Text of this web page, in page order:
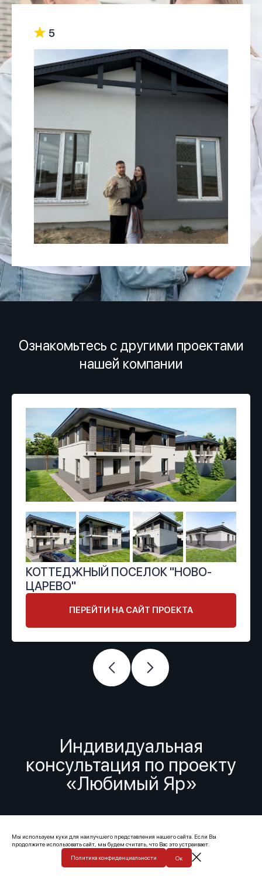
5
Ознакомьтесь с другими проектами
нашей компании
КОТТЕДЖНЫЙ ПОСЕЛОК "НОВО-
ЦАРЕВО"
ПЕРЕЙТИ НА САЙТ ПРОЕКТА
Индивидуальная
консультация по проекту
«Любимый Яр»
Отдел продаж:
Мы используем куки для наилучшего представления нашего сайта. Если Вы
продолжите использовать сайт, мы будем считать, что Вас это устраивает.
Ок
Политика конфиденциальности